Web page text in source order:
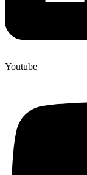
Youtube